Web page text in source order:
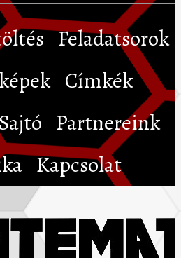
Feladatsorok
Címkék
Partnereink
Kapcsolat